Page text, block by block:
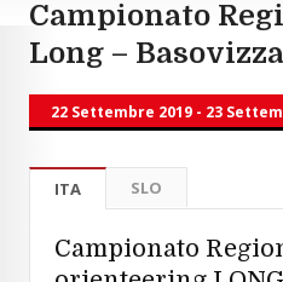
Campionato
Long – Basovizza
22 Settembre 2019 - 23
ITA SLO
Campionato